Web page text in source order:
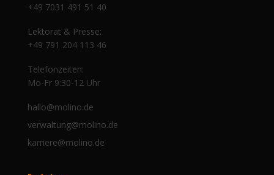
+49 7031 491 51 40
Lektorat & Presse:
+49 791 204 113 46
Telefonzeiten:
Mo-Fr 9:30-12 Uhr
hallo@molino.de
verwaltung@molino.de
karriere@molino.de